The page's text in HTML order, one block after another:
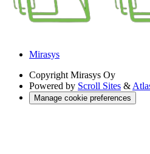
Mirasys
Copyright Mirasys Oy
Powered by Scroll Sites &
Manage cookie preferences